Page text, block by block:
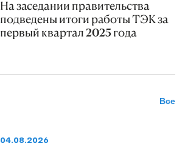
На заседании правительства
подведены итоги работы ТЭК за
первый квартал 2025 года
Все
04.08.2026